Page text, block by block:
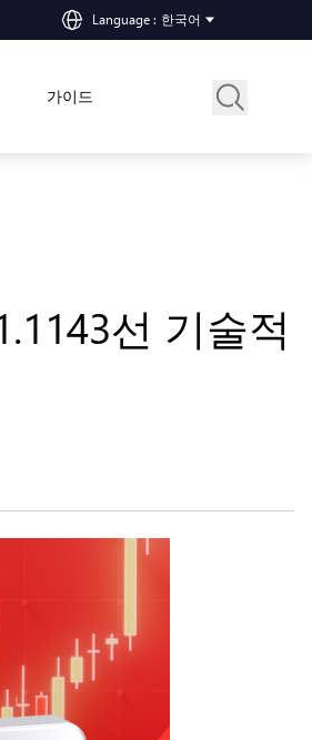
Language : 한국어
가이드
선 기술적